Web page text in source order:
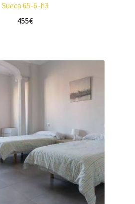
Sueca 65-6-h3
455€